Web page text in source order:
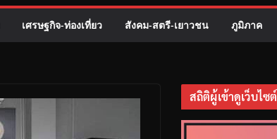
เศรษฐกิจ-ท่องเที่ยว สังคม-สตรี-เยาวชน ภูมิภาค
สถิติผู้เข้าดูเว็บไซต์